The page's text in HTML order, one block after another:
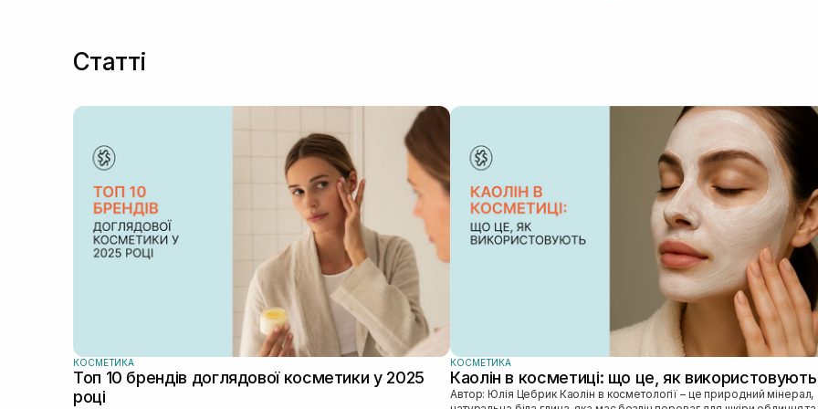
Статті
КОСМЕТИКА
Топ 10 брендів доглядової косметики у 2025
році
КОСМЕТИКА
Каолін в косметиці: що це, як використовують
Автор: Юлія Цебрик Каолін в косметології – це природний мінерал,